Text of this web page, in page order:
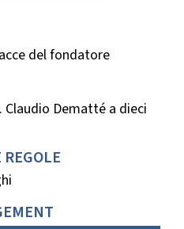
del fondatore
Dematté a dieci